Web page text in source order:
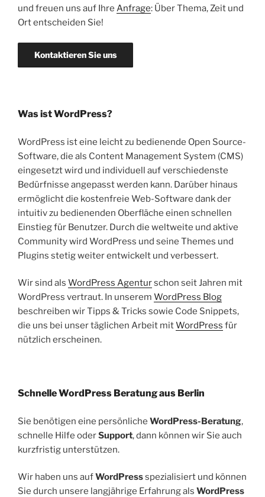
und freuen uns auf Ihre Anfrage: Über Thema, Zeit und
Ort entscheiden Sie!
Kontaktieren Sie uns
Was ist WordPress?
WordPress ist eine leicht zu bedienende Open Source-
Software, die als Content Management System (CMS)
eingesetzt wird und individuell auf verschiedenste
Bedürfnisse angepasst werden kann. Darüber hinaus
ermöglicht die kostenfreie Web-Software dank der
intuitiv zu bedienenden Oberfläche einen schnellen
Einstieg für Benutzer. Durch die weltweite und aktive
Community wird WordPress und seine Themes und
Plugins stetig weiter entwickelt und verbessert.
Wir sind als WordPress Agenturschon seit Jahren mit
WordPress vertraut. In unserem WordPress Blog
beschreiben wir Tipps & Tricks sowie Code Snippets,
die uns bei unser täglichen Arbeit mitWordPress für
nützlich erscheinen.
Schnelle WordPress Beratung aus Berlin
Sie benötigen eine persönliche WordPress-Beratung,
schnelle Hilfe oderSupport, dann können wir Sie auch
kurzfristig unterstützen.
Wir haben uns aufWordPressspezialisiert und können
Sie durch unsere langjährige Erfahrung als WordPress